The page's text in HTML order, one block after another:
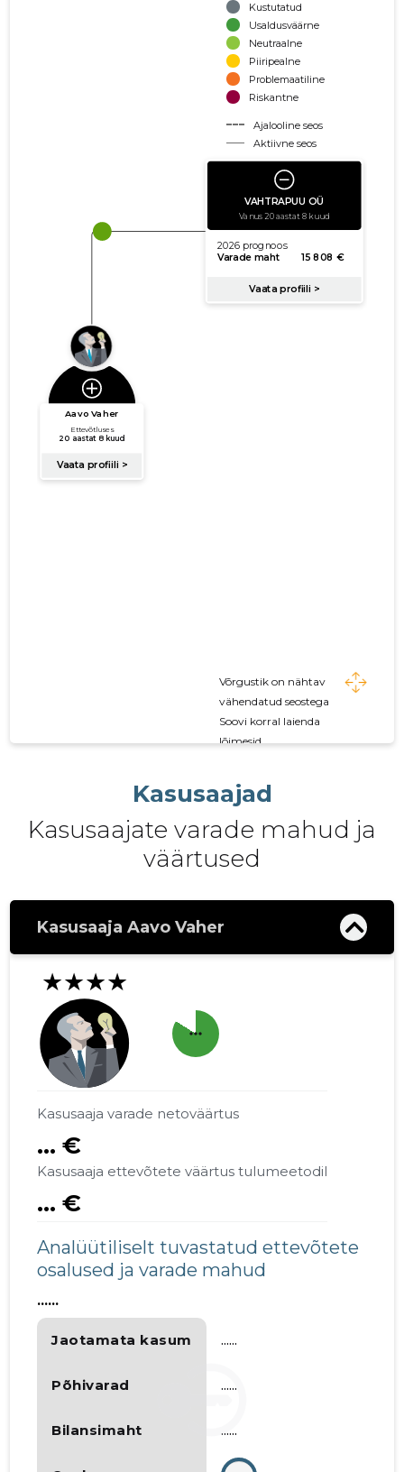
Kustutatud
Usaldusväärne
Neutraalne
Piiripealne
Problemaatiline
Riskantne
Ajalooline seos
Aktiivne seos
käibe suurus
võla suurus
Seoste laiendamine
Võrgustik on nähtav
vähendatud seostega
Soovi korral laienda
lõimesid
Kasusaajad
Kasusaajate varade mahud ja
väärtused
Kasusaaja Aavo Vaher
★★★★
more_horiz
Kasusaaja varade netoväärtus
... €
Kasusaaja ettevõtete väärtus tulumeetodil
... €
Analüütiliselt tuvastatud ettevõtete
osalused ja varade mahud
Jaotamata kasum
Põhivarad
Bilansimaht
......
......
......
......